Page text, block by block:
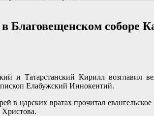
Благовещенском соборе
и Татарстанский Кирилл возглавил
Елабужский Иннокентий.
царских вратах прочитал евангельское
Христова.